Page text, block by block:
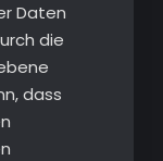
Daten
die
dass